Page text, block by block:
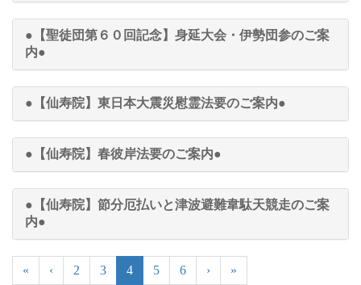
●【聖徒団第６０回記念】身延大会・伊勢団参のご案
内●
●【仙寿院】東日本大震災慰霊法要のご案内●
●【仙寿院】春彼岸法要のご案内●
●【仙寿院】節分厄払いと津波避難韋駄天競走のご案
内●
« ‹ 2 3 4 5 6 › »